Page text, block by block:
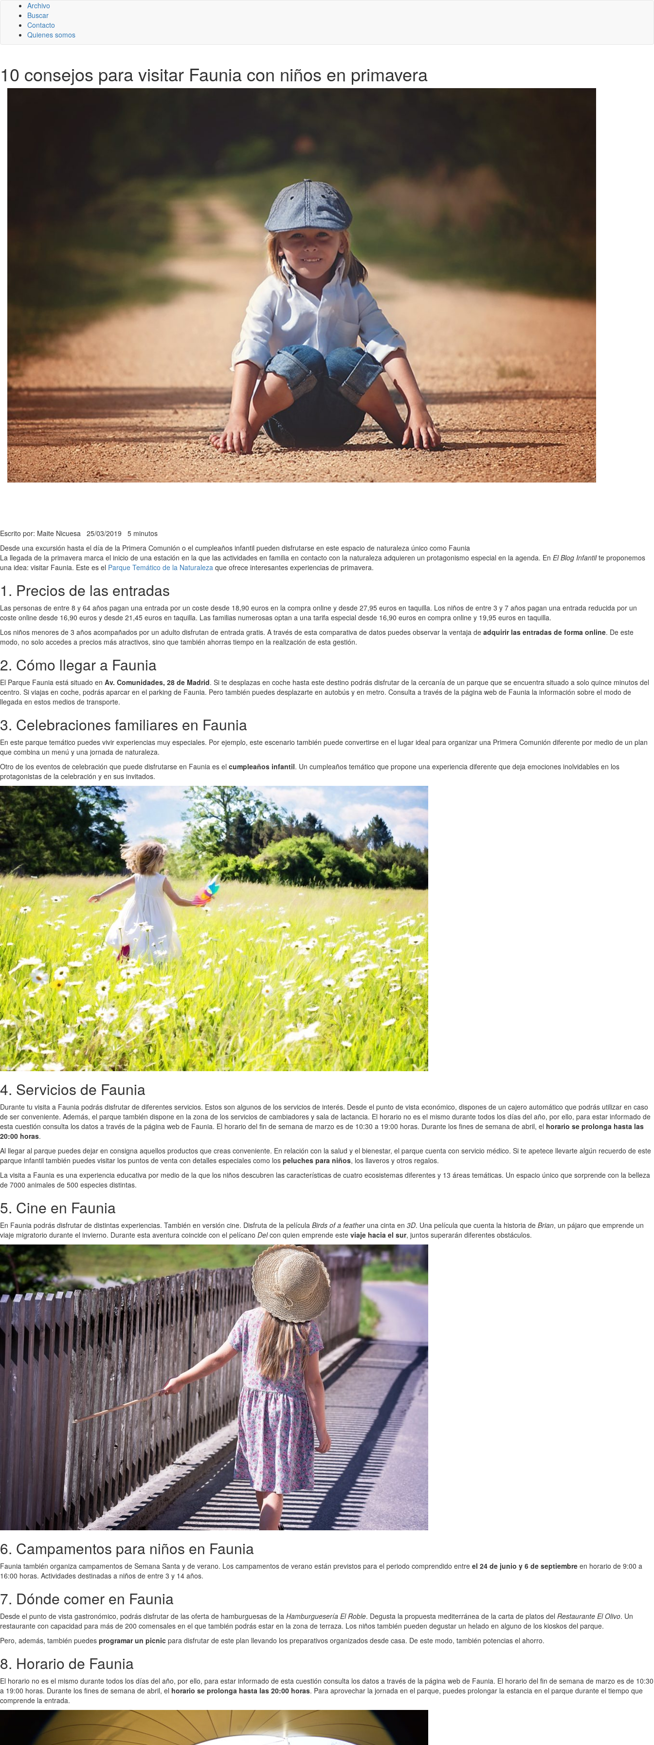
Archivo
Buscar
Contacto
Quienes somos
10 consejos para visitar Faunia con niños en primavera
Escrito por: Maite Nicuesa 25/03/2019 5 minutos
Desde una excursión hasta el día de la Primera Comunión o el cumpleaños infantil pueden disfrutarse en este espacio de naturaleza único como Faunia
La llegada de la primavera marca el inicio de una estación en la que las actividades en familia en contacto con la naturaleza adquieren un protagonismo especial en la agenda. En El Blog Infantilte proponemos
una idea: visitar Faunia. Este es el Parque Temático de la Naturaleza que ofrece interesantes experiencias de primavera.
1. Precios de las entradas
Las personas de entre 8 y 64 años pagan una entrada por un coste desde 18,90 euros en la compra online y desde 27,95 euros en taquilla. Los niños de entre 3 y 7 años pagan una entrada reducida por un
coste online desde 16,90 euros y desde 21,45 euros en taquilla. Las familias numerosas optan a una tarifa especial desde 16,90 euros en compra online y 19,95 euros en taquilla.
Los niños menores de 3 años acompañados por un adulto disfrutan de entrada gratis. A través de esta comparativa de datos puedes observar la ventaja de adquirir las entradas de forma online. De este
modo, no solo accedes a precios más atractivos, sino que también ahorras tiempo en la realización de esta gestión.
2. Cómo llegar a Faunia
El Parque Faunia está situado en Av. Comunidades, 28 de Madrid. Si te desplazas en coche hasta este destino podrás disfrutar de la cercanía de un parque que se encuentra situado a solo quince minutos del
centro. Si viajas en coche, podrás aparcar en el parking de Faunia. Pero también puedes desplazarte en autobús y en metro. Consulta a través de la página web de Faunia la información sobre el modo de
llegada en estos medios de transporte.
3. Celebraciones familiares en Faunia
En este parque temático puedes vivir experiencias muy especiales. Por ejemplo, este escenario también puede convertirse en el lugar ideal para organizar una Primera Comunión diferente por medio de un plan
que combina un menú y una jornada de naturaleza.
Otro de los eventos de celebración que puede disfrutarse en Faunia es el cumpleaños infantil. Un cumpleaños temático que propone una experiencia diferente que deja emociones inolvidables en los
protagonistas de la celebración y en sus invitados.
4. Servicios de Faunia
Durante tu visita a Faunia podrás disfrutar de diferentes servicios. Estos son algunos de los servicios de interés. Desde el punto de vista económico, dispones de un cajero automático que podrás utilizar en caso
de ser conveniente. Además, el parque también dispone en la zona de los servicios de cambiadores y sala de lactancia. El horario no es el mismo durante todos los días del año, por ello, para estar informado de
esta cuestión consulta los datos a través de la página web de Faunia. El horario del fin de semana de marzo es de 10:30 a 19:00 horas. Durante los fines de semana de abril, el horario se prolonga hasta las
20:00 horas.
Al llegar al parque puedes dejar en consigna aquellos productos que creas conveniente. En relación con la salud y el bienestar, el parque cuenta con servicio médico. Si te apetece llevarte algún recuerdo de este
parque infantil también puedes visitar los puntos de venta con detalles especiales como los peluches para niños, los llaveros y otros regalos.
La visita a Faunia es una experiencia educativa por medio de la que los niños descubren las características de cuatro ecosistemas diferentes y 13 áreas temáticas. Un espacio único que sorprende con la belleza
de 7000 animales de 500 especies distintas.
5. Cine en Faunia
En Faunia podrás disfrutar de distintas experiencias. También en versión cine. Disfruta de la película Birds of a featheruna cinta en 3D. Una película que cuenta la historia de Brian, un pájaro que emprende un
viaje migratorio durante el invierno. Durante esta aventura coincide con el pelícano Delcon quien emprende este viaje hacia el sur, juntos superarán diferentes obstáculos.
6. Campamentos para niños en Faunia
Faunia también organiza campamentos de Semana Santa y de verano. Los campamentos de verano están previstos para el periodo comprendido entre el 24 de junio y 6 de septiembre en horario de 9:00 a
16:00 horas. Actividades destinadas a niños de entre 3 y 14 años.
7. Dónde comer en Faunia
Desde el punto de vista gastronómico, podrás disfrutar de las oferta de hamburguesas de la Hamburguesería El Roble. Degusta la propuesta mediterránea de la carta de platos del Restaurante El Olivo. Un
restaurante con capacidad para más de 200 comensales en el que también podrás estar en la zona de terraza. Los niños también pueden degustar un helado en alguno de los kioskos del parque.
Pero, además, también puedes programar un picnic para disfrutar de este plan llevando los preparativos organizados desde casa. De este modo, también potencias el ahorro.
8. Horario de Faunia
El horario no es el mismo durante todos los días del año, por ello, para estar informado de esta cuestión consulta los datos a través de la página web de Faunia. El horario del fin de semana de marzo es de 10:30
a 19:00 horas. Durante los fines de semana de abril, el horario se prolonga hasta las 20:00 horas. Para aprovechar la jornada en el parque, puedes prolongar la estancia en el parque durante el tiempo que
comprende la entrada.